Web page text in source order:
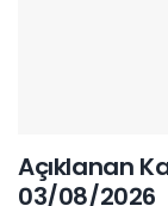
Açıklanan
03/08/2026